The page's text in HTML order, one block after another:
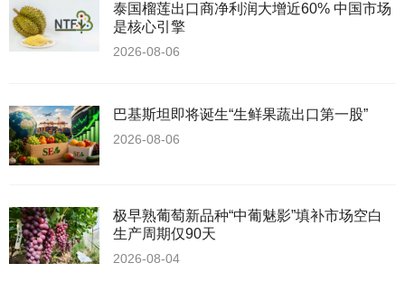
泰国榴莲出口商净利润大增近60% 中国市场
是核心引擎
2026-08-06
巴基斯坦即将诞生“生鲜果蔬出口第一股”
2026-08-06
极早熟葡萄新品种“中葡魅影”填补市场空白
生产周期仅90天
2026-08-04